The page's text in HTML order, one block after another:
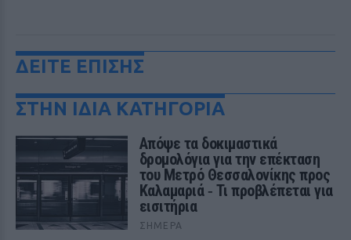
ΔΕΙΤΕ ΕΠΙΣΗΣ
ΣΤΗΝ ΙΔΙΑ ΚΑΤΗΓΟΡΙΑ
Απόψε τα δοκιμαστικά
δρομολόγια για την επέκταση
του Μετρό Θεσσαλονίκης προς
Καλαμαριά ‑ Τι προβλέπεται για
εισιτήρια
ΣΉΜΕΡΑ